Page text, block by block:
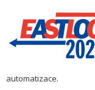
automatizace.